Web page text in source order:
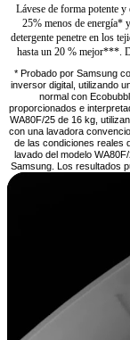
Lávese de forma potente
25% menos de energía*
detergente penetre en los
hasta un 20 % mejor***.
* Probado por Samsung
inversor digital, utilizando
normal con
proporcionados e
WA80F/25 de 16 kg,
con una lavadora
de las condiciones reales
lavado del modelo
Samsung. Los resultados